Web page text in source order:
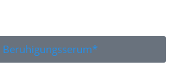
Beruhigungsserum*